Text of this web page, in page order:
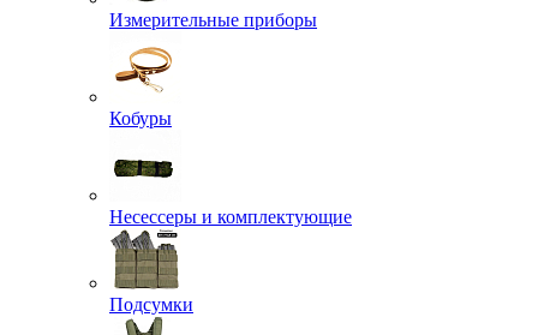
Измерительные приборы
Кобуры
Несессеры и комплектующие
Подсумки